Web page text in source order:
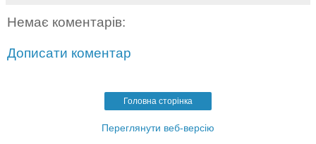
Немає коментарів:
Дописати коментар
Головна сторінка
Переглянути веб-версію